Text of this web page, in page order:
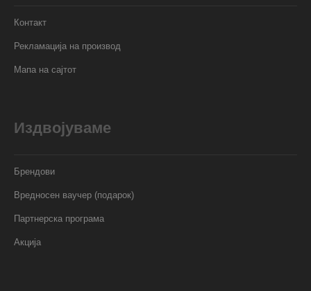
Контакт
Рекламација на производ
Мапа на сајтот
Издвојуваме
Брендови
Вредносен ваучер (подарок)
Партнерска програма
Акција